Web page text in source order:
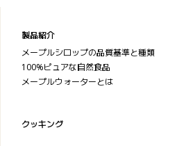
製品紹介
メープルシロップの品質基準と種類
100%ピュアな自然食品
メープルウォーターとは
クッキング